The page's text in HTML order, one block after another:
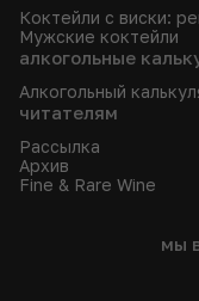
Коктейли с виски:
Мужские коктейли
алкогольные
Алкогольный
читателям
Рассылка
Архив
Fine & Rare Wine
мы